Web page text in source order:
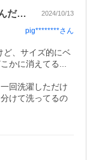
myベッドの幅とジャストサイズなんだけ… 2024/10/13
pig********さん
ど、サイズ的にベ
かに消えてる...
回洗濯しただけ
けて洗ってるの